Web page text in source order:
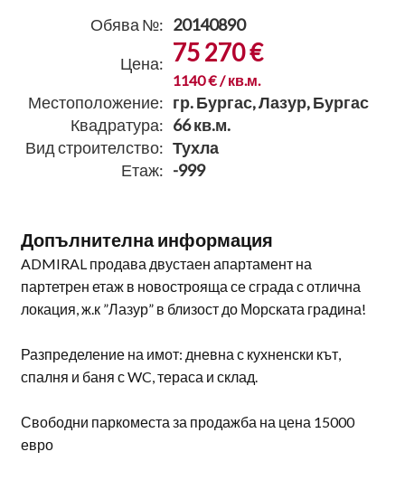
Обява №: 20140890
Цена: 75 270 €
1140 € / кв.м.
Местоположение: гр. Бургас, Лазур, Бургас
Квадратура: 66 кв.м.
Вид строителство: Тухла
Етаж: -999
Допълнителна информация
ADMIRAL продава двустаен апартамент на
партетрен етаж в новострояща се сграда с отлична
локация, ж.к ”Лазур” в близост до Морската градина!
Разпределение на имот: дневна с кухненски кът,
спалня и баня с WC, тераса и склад.
Свободни паркоместа за продажба на цена 15000
евро